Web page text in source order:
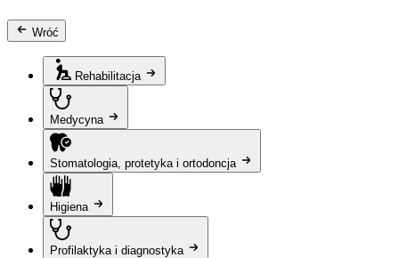
Wróć
Rehabilitacja
Medycyna
Stomatologia, protetyka i ortodoncja
Higiena
Profilaktyka i diagnostyka